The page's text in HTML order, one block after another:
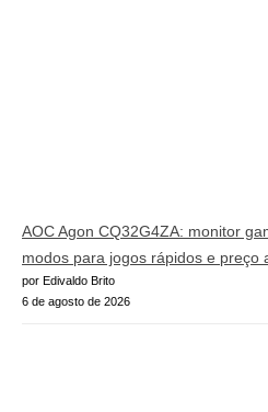
AOC Agon CQ32G4ZA: monitor
modos para jogos rápidos e preço
por Edivaldo Brito
6 de agosto de 2026